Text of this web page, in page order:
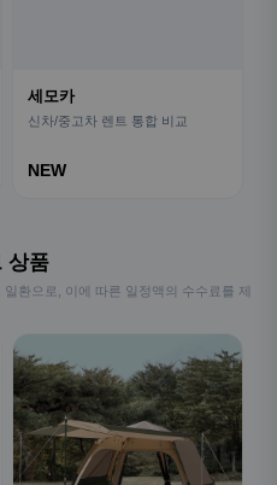
세모카
신차/중고차 렌트 통합 비교
NEW
상품
환으로, 이에 따른 일정액의 수수료를 제